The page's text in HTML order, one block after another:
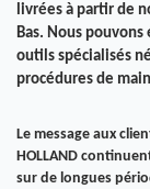
livrées à partir de
Bas. Nous
outils spécialisés
procédures de
Le message aux
HOLLAND
sur de longues